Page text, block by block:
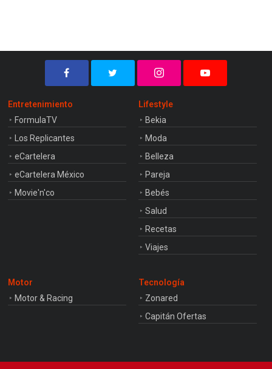
Entretenimiento
FormulaTV
Los Replicantes
eCartelera
eCartelera México
Movie'n'co
Lifestyle
Bekia
Moda
Belleza
Pareja
Bebés
Salud
Recetas
Viajes
Motor
Motor & Racing
Tecnología
Zonared
Capitán Ofertas